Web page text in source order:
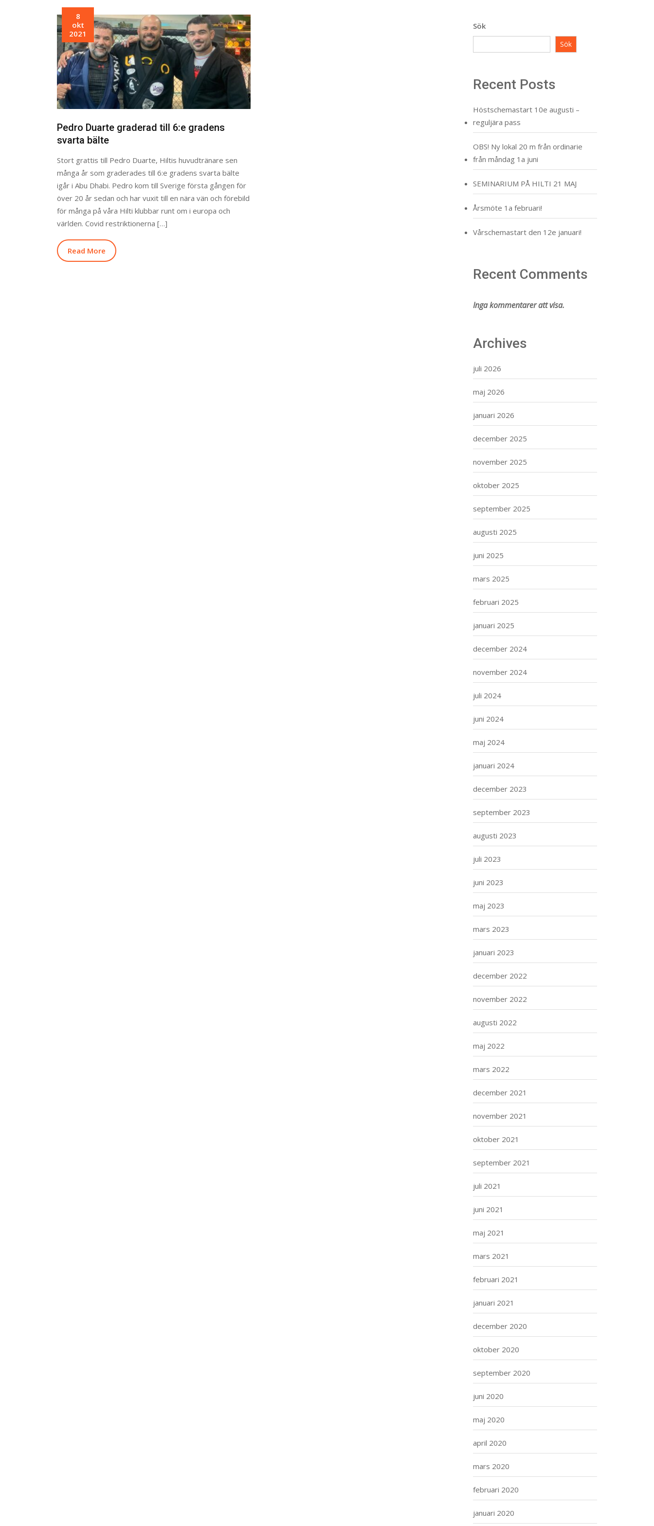
8
okt
2021
Pedro Duarte graderad till 6:e gradens
svarta bälte
Stort grattis till Pedro Duarte, Hiltis huvudtränare sen
många år som graderades till 6:e gradens svarta bälte
igår i Abu Dhabi. Pedro kom till Sverige första gången för
över 20 år sedan och har vuxit till en nära vän och förebild
för många på våra Hilti klubbar runt om i europa och
världen. Covid restriktionerna […]
Read More
Sök
Sök
Recent Posts
Höstschemastart 10e augusti –
reguljära pass
OBS! Ny lokal 20 m från ordinarie
från måndag 1a juni
SEMINARIUM PÅ HILTI 21 MAJ
Årsmöte 1a februari!
Vårschemastart den 12e januari!
Recent Comments
Inga kommentarer att visa.
Archives
juli 2026
maj 2026
januari 2026
december 2025
november 2025
oktober 2025
september 2025
augusti 2025
juni 2025
mars 2025
februari 2025
januari 2025
december 2024
november 2024
juli 2024
juni 2024
maj 2024
januari 2024
december 2023
september 2023
augusti 2023
juli 2023
juni 2023
maj 2023
mars 2023
januari 2023
december 2022
november 2022
augusti 2022
maj 2022
mars 2022
december 2021
november 2021
oktober 2021
september 2021
juli 2021
juni 2021
maj 2021
mars 2021
februari 2021
januari 2021
december 2020
oktober 2020
september 2020
juni 2020
maj 2020
april 2020
mars 2020
februari 2020
januari 2020